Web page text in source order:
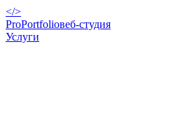
</>
ProPortfolioвеб-студия
Услуги